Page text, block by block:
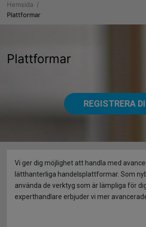
Om oss
Bolagets information
Dokumentation
Friskrivning
Licensiering, affärsetik och
WebPROfit
Produkter
Icke-professionella kunder
Produktblad och kostnader före 1:a
Vad är en CFD?
Ekonomisk kalender
Diagram
SMS-tjänster
Finans
Hemsida
Plattformar
Plattformar
REGISTRERA
Vi ger dig möjlighet att handla med
lätthanterliga handelsplattformar. Som
använda de verktyg som är lämpliga för
experthandlare erbjuder vi mer